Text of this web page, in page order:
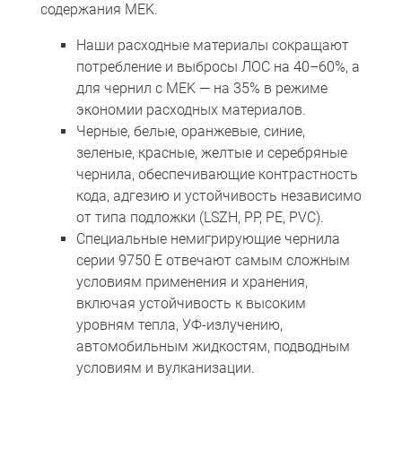
содержания MEK.
Наши расходные материалы сокращают
потребление и выбросы ЛОС на 40–60%, а
для чернил с MEK — на 35% в режиме
экономии расходных материалов.
Черные, белые, оранжевые, синие,
зеленые, красные, желтые и серебряные
чернила, обеспечивающие контрастность
кода, адгезию и устойчивость независимо
от типа подложки (LSZH, PP, PE, PVC).
Специальные немигрирующие чернила
серии 9750 E отвечают самым сложным
условиям применения и хранения,
включая устойчивость к высоким
уровням тепла, УФ-излучению,
автомобильным жидкостям, подводным
условиям и вулканизации.